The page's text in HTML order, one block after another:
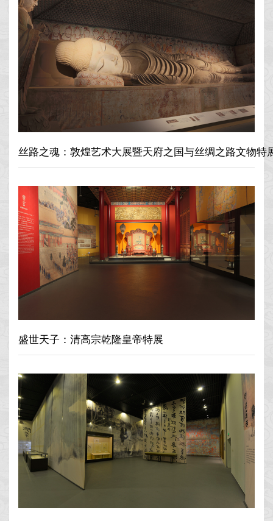
丝路之魂：敦煌艺术大展暨天府之国与丝绸之路文物特
盛世天子：清高宗乾隆皇帝特展